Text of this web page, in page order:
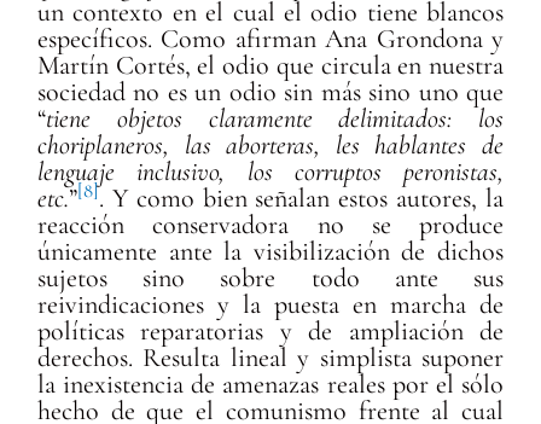
un contexto en el cual el odio tiene blancos
específicos. Como afirman Ana Grondona y
Martín Cortés, el odio que circula en nuestra
sociedad no es un odio sin más sino uno que
“tiene objetos claramente delimitados: los
choriplaneros, las aborteras, les hablantes de
lenguaje inclusivo, los corruptos peronistas,
etc.”[8]. Y como bien señalan estos autores, la
reacción conservadora no se produce
únicamente ante la visibilización de dichos
sujetos sino sobre todo ante sus
reivindicaciones y la puesta en marcha de
políticas reparatorias y de ampliación de
derechos. Resulta lineal y simplista suponer
la inexistencia de amenazas reales por el sólo
hecho de que el comunismo frente al cual